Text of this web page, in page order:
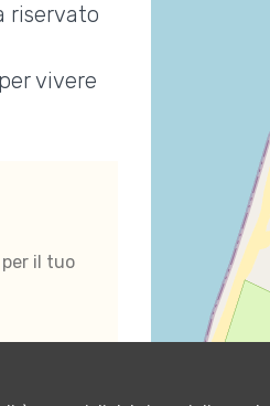
riservato
vivere
il tuo